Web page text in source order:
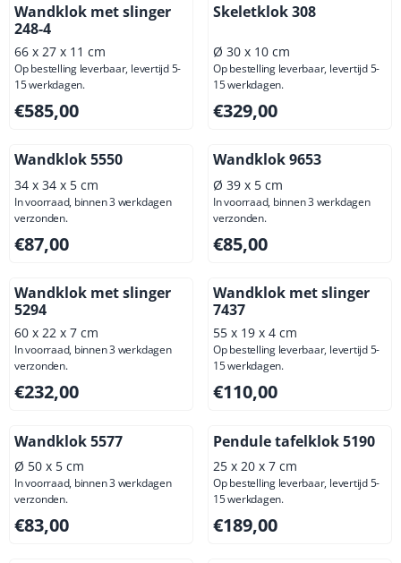
Wandklok met slinger
248-4
66 x 27 x 11 cm
Op bestelling leverbaar, levertijd 5-
15 werkdagen.
Prijs: 585,00, exclusief btw: 483,47
€585,00
Skeletklok 308
Ø 30 x 10 cm
Op bestelling leverbaar, levertijd 5-
15 werkdagen.
Prijs: 329,00, exclusief btw:
€329,00
Wandklok 5550
34 x 34 x 5 cm
In voorraad, binnen 3 werkdagen
verzonden.
Prijs: 87,00, exclusief btw: 71,90
€87,00
Wandklok 9653
Ø 39 x 5 cm
In voorraad, binnen 3 werkdagen
verzonden.
Prijs: 85,00, exclusief btw:
€85,00
Wandklok met slinger
5294
60 x 22 x 7 cm
In voorraad, binnen 3 werkdagen
verzonden.
Prijs: 232,00, exclusief btw: 191,74
€232,00
Wandklok met slinger
7437
55 x 19 x 4 cm
Op bestelling leverbaar, levertijd 5-
15 werkdagen.
Prijs: 110,00, exclusief btw:
€110,00
Wandklok 5577
Ø 50 x 5 cm
In voorraad, binnen 3 werkdagen
verzonden.
Prijs: 83,00, exclusief btw: 68,60
€83,00
Pendule tafelklok 5190
25 x 20 x 7 cm
Op bestelling leverbaar, levertijd 5-
15 werkdagen.
Prijs: 189,00, exclusief btw:
€189,00